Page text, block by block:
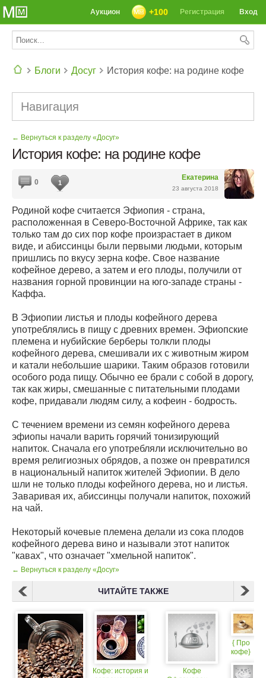
СЕГОДНЯ: 39142 РЕЦЕПТА
Вход
Регистрация
+100
Аукцион
Блоги Досуг История кофе: на родине кофе
Навигация
← Вернуться к разделу «Досуг»
История кофе: на родине кофе
Екатерина
23 августа 2018
0 1
Родиной кофе считается Эфиопия - страна,
расположенная в Северо-Восточной Африке, так как
только там до сих пор кофе произрастает в диком
виде, и абиссинцы были первыми людьми, которым
пришлись по вкусу зерна кофе. Свое название
кофейное дерево, а затем и его плоды, получили от
названия горной провинции на юго-западе страны -
Каффа.
В Эфиопии листья и плоды кофейного дерева
употреблялись в пищу с древних времен. Эфиопские
племена и нубийские берберы толкли плоды
кофейного дерева, смешивали их с животным жиром
и катали небольшие шарики. Таким образов готовили
особого рода пищу. Обычно ее брали с собой в дорогу,
так как жиры, смешанные с питательными плодами
кофе, придавали людям силу, а кофеин - бодрость.
С течением времени из семян кофейного дерева
эфиопы начали варить горячий тонизирующий
напиток. Сначала его употребляли исключительно во
время религиозных обрядов, а позже он превратился
в национальный напиток жителей Эфиопии. В дело
шли не только плоды кофейного дерева, но и листья.
Заваривая их, абиссинцы получали напиток, похожий
на чай.
Некоторый кочевые племена делали из сока плодов
кофейного дерева вино и называли этот напиток
"кавах", что означает "хмельной напиток".
← Вернуться к разделу «Досуг»
ЧИТАЙТЕ ТАКЖЕ
Кофе: история и
Кофе
{ Про
кофе}